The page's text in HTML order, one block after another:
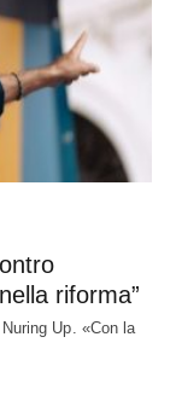
riforma”
Up. «Con la